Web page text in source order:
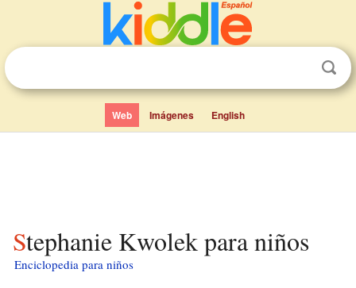
Web Imágenes English
Stephanie Kwolek para niños
Enciclopedia para niños